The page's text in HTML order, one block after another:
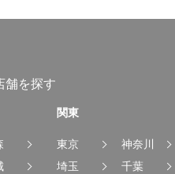
舗を探す
関東
東京
神奈川
埼玉
千葉